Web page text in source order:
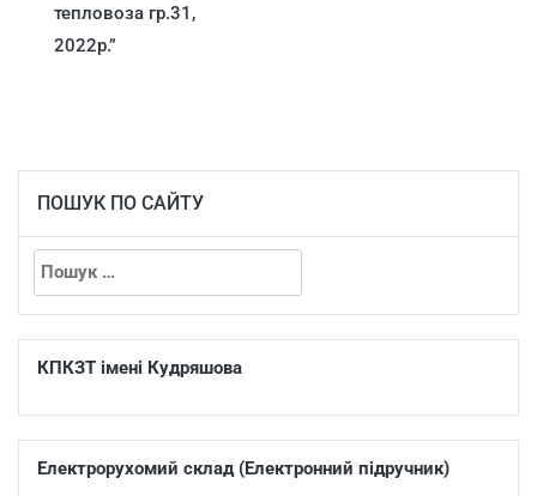
тепловоза гр.31,
2022р.”
ПОШУК ПО САЙТУ
КПКЗТ імені Кудряшова
Електрорухомий склад (Електронний підручник)